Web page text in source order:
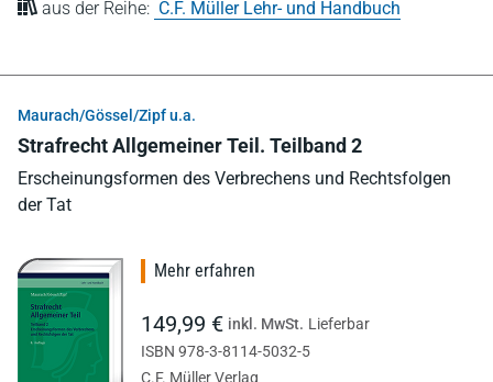
aus der Reihe: C.F. Müller Lehr- und Handbuch
Maurach/Gössel/Zipf u.a.
Strafrecht Allgemeiner Teil. Teilband 2
Erscheinungsformen des Verbrechens und Rechtsfolgen
der Tat
Mehr erfahren
149,99 € inkl. MwSt. Lieferbar
ISBN 978-3-8114-5032-5
C.F. Müller Verlag